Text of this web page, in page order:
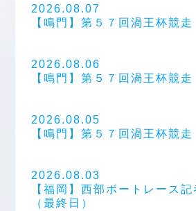
2026.08.07
【鳴門】第５７回渦王杯競走
2026.08.06
【鳴門】第５７回渦王杯競走
2026.08.05
【鳴門】第５７回渦王杯競走
2026.08.03
【福岡】西部ボートレース
（最終日）